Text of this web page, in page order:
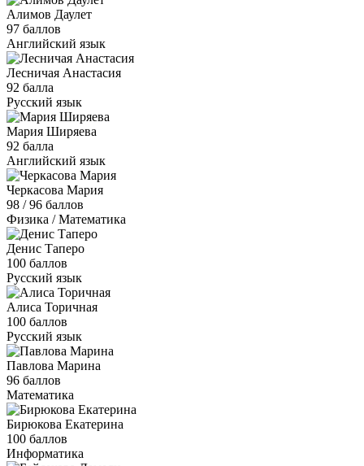
Алимов Даулет
97 баллов
Английский язык
Лесничая Анастасия
92 балла
Русский язык
Мария Ширяева
92 балла
Английский язык
Черкасова Мария
98 / 96 баллов
Физика / Математика
Денис Таперо
100 баллов
Русский язык
Алиса Торичная
100 баллов
Русский язык
Павлова Марина
96 баллов
Математика
Бирюкова Екатерина
100 баллов
Информатика